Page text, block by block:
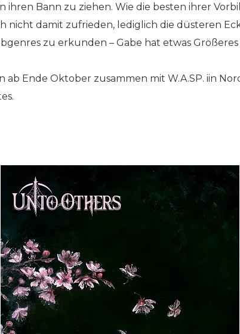
ihren Bann zu ziehen. Wie die besten ihrer
nicht damit zufrieden, lediglich die düsteren
zu erkunden – Gabe hat etwas Größeres
ab Ende Oktober zusammen mit W.A.SP. iin